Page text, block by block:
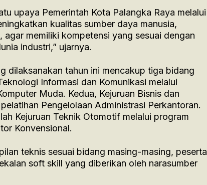
upaya Pemerintah Kota Palangka Raya melalui
kualitas sumber daya manusia,
agar memiliki kompetensi yang sesuai dengan
industri,” ujarnya.
dilaksanakan tahun ini mencakup tiga bidang
Informasi dan Komunikasi melalui
Muda. Kedua, Kejuruan Bisnis dan
Pengelolaan Administrasi Perkantoran.
Kejuruan Teknik Otomotif melalui program
Konvensional.
teknis sesuai bidang masing-masing, peserta
soft skill yang diberikan oleh narasumber